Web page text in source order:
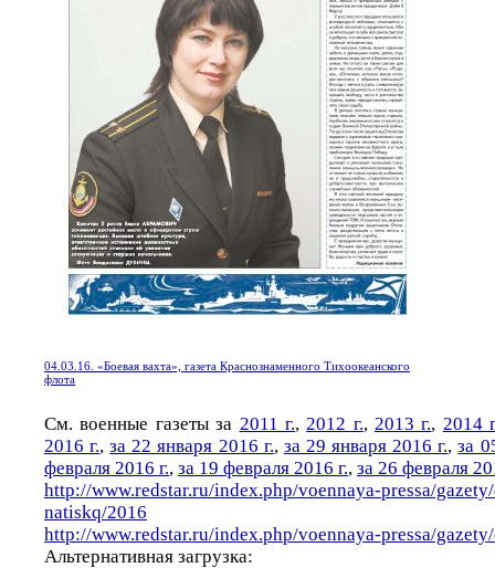
04.03.16. «Боевая вахта», газета Краснознаменного Тихоокеанского
флота
См. военные газеты за 2011 г.,2012 г., 2013 г., 2014
2016 г.,за 22 января 2016 г., за 29 января 2016 г.,за
февраля 2016 г., за 19 февраля 2016 г., за 26 февраля
http://www.redstar.ru/index.php/voennaya-pressa/
natiskq/2016
http://www.redstar.ru/index.php/voennaya-pressa/
Альтернативная загрузка: